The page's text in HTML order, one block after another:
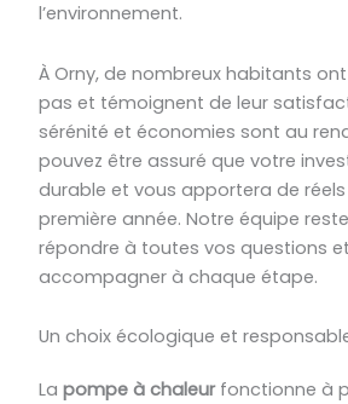
l’environnement.
À Orny, de nombreux habitants
pas et témoignent de leur
sérénité et économies sont au
pouvez être assuré que votre
durable et vous apportera de
première année. Notre équipe
répondre à toutes vos questions
accompagner à chaque étape.
Un choix écologique et
La pompe à chaleurfonctionne à